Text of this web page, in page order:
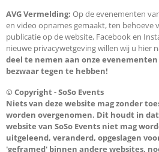
c
e
b
o
o
s
t
a
g
r
AVG Vermelding: Op de evenementen
en video opnames gemaakt, ten behoeve
publicatie op de website, Facebook en
nieuwe privacywetgeving willen wij u hier
deel te nemen aan onze
bezwaar tegen te hebben!
© Copyright - SoSo Events
Niets van deze website mag zonder
worden overgenomen. Dit houdt in
website van SoSo Events niet mag
uitgeleend, veranderd, opgeslagen
'geframed' binnen andere websites,